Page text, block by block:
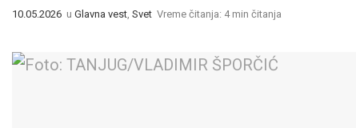
10.05.2026 u Glavna vest, Svet Vreme čitanja: 4 min čitanja